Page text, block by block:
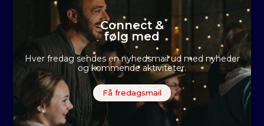
Connect &
følg med
Hver fredag sendes en nyhedsmail ud med nyheder
og kommende aktiviteter.
Få fredagsmail